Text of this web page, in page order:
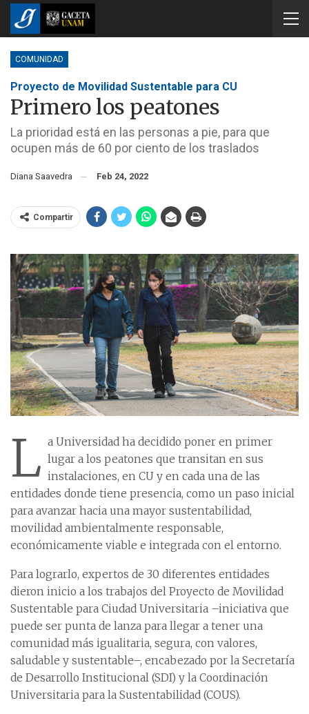
COMUNIDAD
Proyecto de Movilidad Sustentable para CU
Primero los peatones
La prioridad está en las personas a pie, para que
ocupen más de 60 por ciento de los traslados
Diana Saavedra Feb 24, 2022
Compartir
L a Universidad ha decidido poner en primer
lugar a los peatones que transitan en sus
instalaciones, en CU y en cada una de las
entidades donde tiene presencia, como un paso inicial
para avanzar hacia una mayor sustentabilidad,
movilidad ambientalmente responsable,
económicamente viable e integrada con el entorno.
Para lograrlo, expertos de 30 diferentes entidades
dieron inicio a los trabajos del Proyecto de Movilidad
Sustentable para Ciudad Universitaria –iniciativa que
puede ser punta de lanza para llegar a tener una
comunidad más igualitaria, segura, con valores,
saludable y sustentable–, encabezado por la Secretaría
de Desarrollo Institucional (SDI) y la Coordinación
Universitaria para la Sustentabilidad (COUS).